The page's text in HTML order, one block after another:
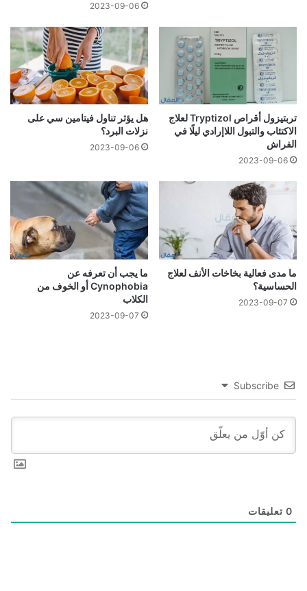
2023-09-06
تربتيزول أقراص Tryptizol لعلاج
الاكتئاب والتبول اللاإرادي ليلًا في
الفراش
2023-09-06
هل يؤثر تناول فيتامين سي على
نزلات البرد؟
2023-09-06
ما مدى فعالية بخاخات الأنف لعلاج
الحساسية؟
2023-09-07
ما يجب أن تعرفه عن
Cynophobia أو الخوف من
الكلاب
2023-09-07
Subscribe
0 تعليقات